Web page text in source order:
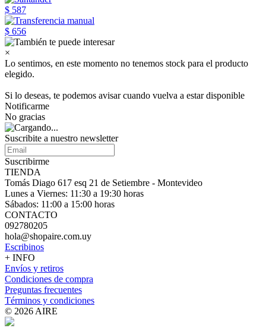
$ 587
$ 656
×
Lo sentimos, en este momento no tenemos stock para el producto
elegido.
Si lo deseas, te podemos avisar cuando vuelva a estar disponible
Notificarme
No gracias
Suscribite a nuestro newsletter
Suscribirme
TIENDA
Tomás Diago 617 esq 21 de Setiembre - Montevideo
Lunes a Viernes: 11:30 a 19:30 horas
Sábados: 11:00 a 15:00 horas
CONTACTO
092780205
hola@shopaire.com.uy
Escribinos
+ INFO
Envíos y retiros
Condiciones de compra
Preguntas frecuentes
Términos y condiciones
© 2026 AIRE